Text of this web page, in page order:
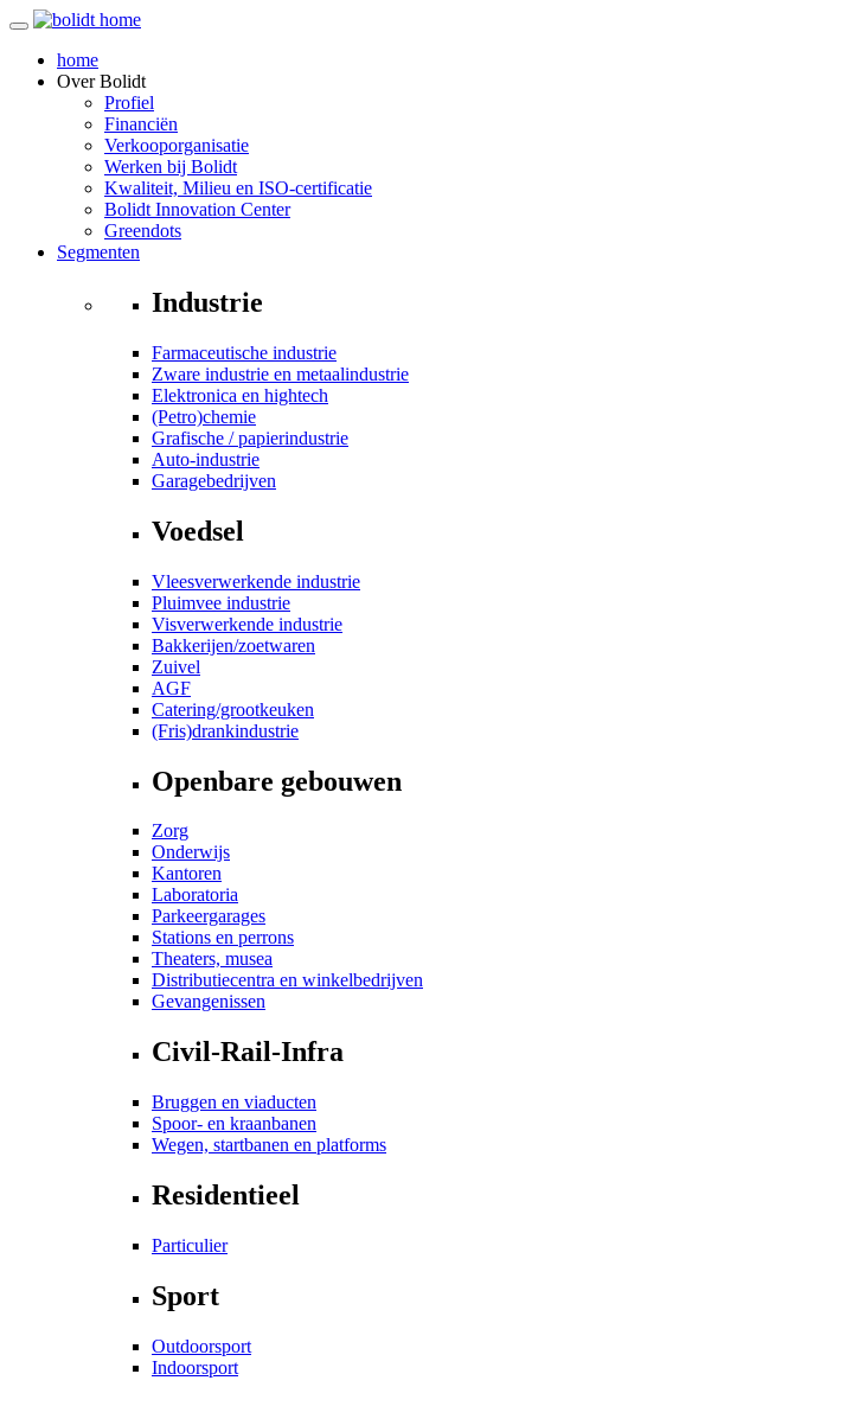
home
OverBolidt
Profiel
Financiën
Verkooporganisatie
Werken bij Bolidt
Kwaliteit, Milieu en ISO-certificatie
Bolidt Innovation Center
Greendots
Segmenten
Industrie
Farmaceutische industrie
Zware industrie en metaalindustrie
Elektronica en hightech
(Petro)chemie
Grafische / papierindustrie
Auto-industrie
Garagebedrijven
Voedsel
Vleesverwerkende industrie
Pluimvee industrie
Visverwerkende industrie
Bakkerijen/zoetwaren
Zuivel
AGF
Catering/grootkeuken
(Fris)drankindustrie
Openbare gebouwen
Zorg
Onderwijs
Kantoren
Laboratoria
Parkeergarages
Stations en perrons
Theaters, musea
Distributiecentra en winkelbedrijven
Gevangenissen
Civil-Rail-Infra
Bruggen en viaducten
Spoor- en kraanbanen
Wegen, startbanen en platforms
Residentieel
Particulier
Sport
Outdoorsport
Indoorsport